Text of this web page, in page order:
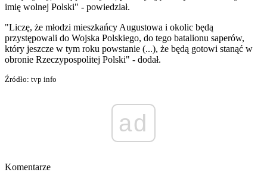
imię wolnej Polski" - powiedział.
"Liczę, że młodzi mieszkańcy Augustowa i okolic będą
przystępowali do Wojska Polskiego, do tego batalionu saperów,
który jeszcze w tym roku powstanie (...), że będą gotowi stanąć w
obronie Rzeczypospolitej Polski" - dodał.
Źródło: tvp info
ad
Komentarze